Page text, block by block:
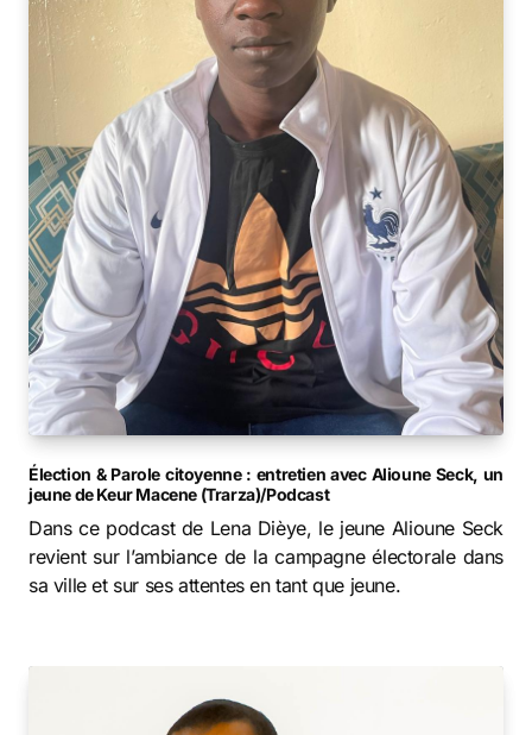
Élection & Parole citoyenne : entretien avec Alioune Seck, un
jeune de Keur Macene (Trarza)/Podcast
Dans ce podcast de Lena Dièye, le jeune Alioune Seck
revient sur l’ambiance de la campagne électorale dans
sa ville et sur ses attentes en tant que jeune.